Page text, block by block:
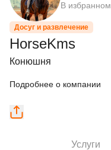
В избранном
Досуг и развлечение
HorseKms
Конюшня
Подробнее о компании
Услуги